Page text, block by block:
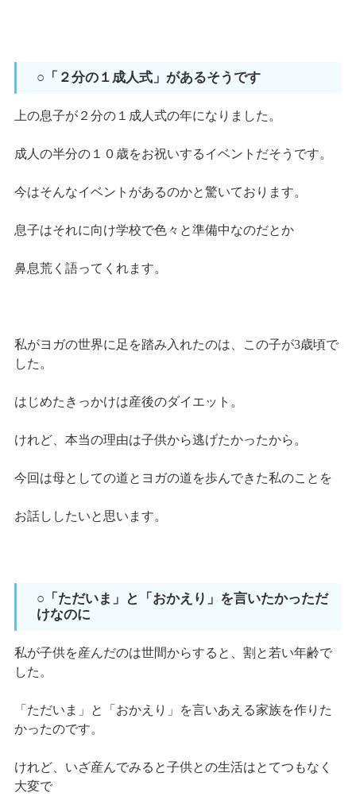
○「２分の１成人式」があるそうです
上の息子が２分の１成人式の年になりました。
成人の半分の１０歳をお祝いするイベントだそうです。
今はそんなイベントがあるのかと驚いております。
息子はそれに向け学校で色々と準備中なのだとか
鼻息荒く語ってくれます。
私がヨガの世界に足を踏み入れたのは、この子が3歳頃で
した。
はじめたきっかけは産後のダイエット。
けれど、本当の理由は子供から逃げたかったから。
今回は母としての道とヨガの道を歩んできた私のことを
お話ししたいと思います。
○「ただいま」と「おかえり」を言いたかっただ
けなのに
私が子供を産んだのは世間からすると、割と若い年齢で
した。
「ただいま」と「おかえり」を言いあえる家族を作りた
かったのです。
けれど、いざ産んでみると子供との生活はとてつもなく
大変で